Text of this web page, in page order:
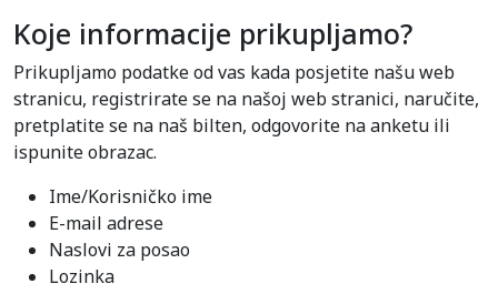
Koje informacije prikupljamo?
Prikupljamo podatke od vas kada posjetite našu web
stranicu, registrirate se na našoj web stranici, naručite,
pretplatite se na naš bilten, odgovorite na anketu ili
ispunite obrazac.
Ime/Korisničko ime
E-mail adrese
Naslovi za posao
Lozinka